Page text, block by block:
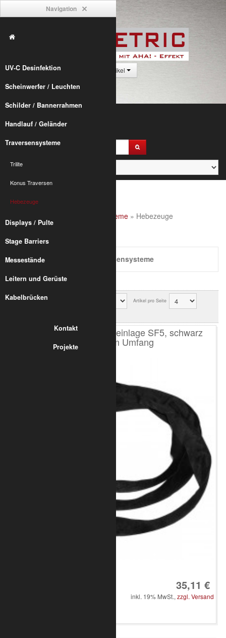
Navigation
UV-C Desinfektion
Scheinwerfer / Leuchten
Schilder / Bannerrahmen
Handlauf / Geländer
Traversensysteme
Trilite
Konus Traversen
Hebezeuge
Displays / Pulte
Stage Barriers
Messestände
Leitern und Gerüste
Kabelbrücken
Kontakt
Projekte
0 Artikel
Traversensysteme » Hebezeuge
Hebezeuge für Traversensysteme
Sortierung Artikel pro Seite
Rundschlinge mit Stahleinlage SF5, schwarz
2000kg, 2m Umfang
35,11 €
inkl. 19% MwSt., zzgl. Versand